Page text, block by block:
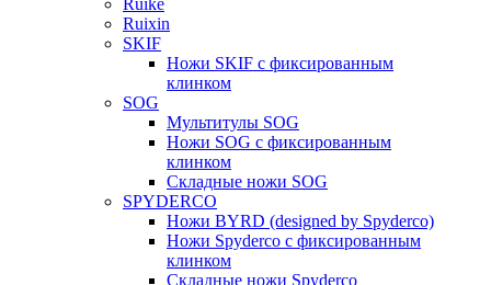
Ruixin
SKIF
Ножи SKIF с фиксированным
клинком
SOG
Мультитулы SOG
Ножи SOG с фиксированным
клинком
Складные ножи SOG
SPYDERCO
Ножи BYRD (designed by Spyderco)
Ножи Spyderco c фиксированным
клинком
Складные ножи Spyderco